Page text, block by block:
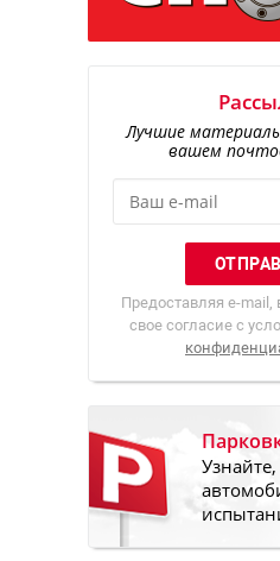
Лучшие
вашем
Предоставляя e-
свое согласие с